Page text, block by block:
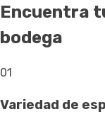
Encuentra
bodega
01
Variedad de